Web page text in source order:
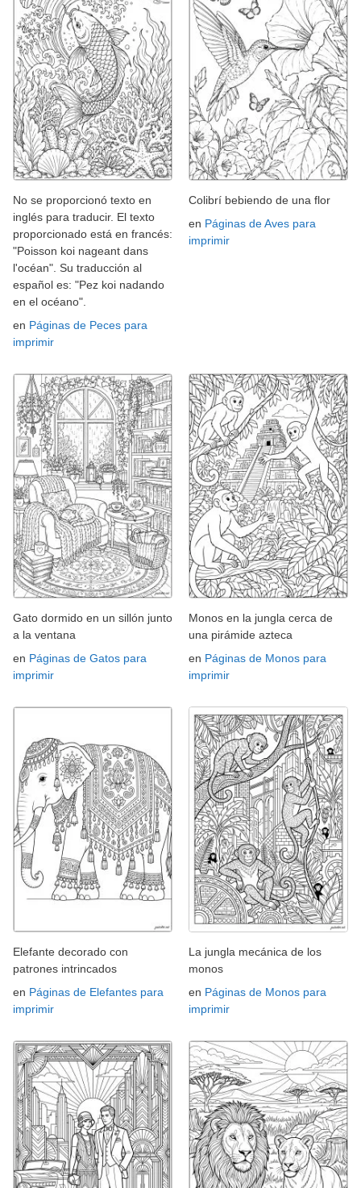
No se proporcionó texto en
inglés para traducir. El texto
proporcionado está en francés:
"Poisson koi nageant dans
l'océan". Su traducción al
español es: "Pez koi nadando
en el océano".
en Páginas de Peces para
imprimir
Colibrí bebiendo de una flor
en Páginas de Aves para
imprimir
Gato dormido en un sillón junto
a la ventana
en Páginas de Gatos para
imprimir
Monos en la jungla cerca de
una pirámide azteca
en Páginas de Monos para
imprimir
Elefante decorado con
patrones intrincados
en Páginas de Elefantes para
imprimir
La jungla mecánica de los
monos
en Páginas de Monos para
imprimir